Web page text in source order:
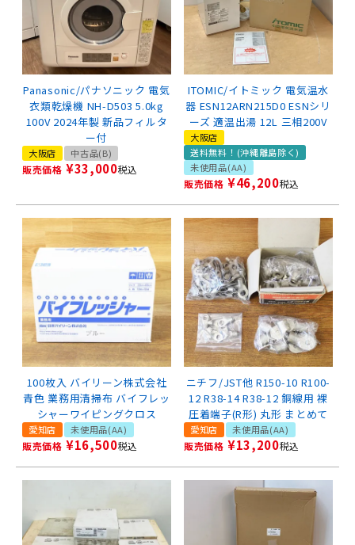
Panasonic/パナソニック 電気
衣類乾燥機 NH-D503 5.0kg
100V 2024年製 新品フィルタ
ー付
大阪店 中古品(B)
販売価格 ¥33,000税込
ITOMIC/イトミック 電気温水
器 ESN12ARN215D0 ESNシリ
ーズ 適温出湯 12L 三相200V
大阪店
送料無料！(沖縄離島除く)
未使用品(AA)
販売価格 ¥46,200税込
100枚入 バイリーン株式会社
青色 業務用清掃布 バイフレッ
シャーワイピングクロス
愛知店 未使用品(AA)
販売価格 ¥16,500税込
ニチフ/JST他 R150-10 R100-
12 R38-14 R38-12 銅線用 裸
圧着端子(R形) 丸形 まとめて
愛知店 未使用品(AA)
販売価格 ¥13,200税込